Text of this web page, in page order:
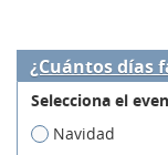
¿Cuántos días
Selecciona el
Navidad